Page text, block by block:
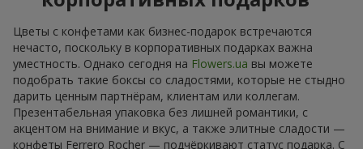
Цветы с конфетами как бизнес-подарок встречаются
нечасто, поскольку в корпоративных подарках важна
уместность. Однако сегодня на Flowers.ua вы можете
подобрать такие боксы со сладостями, которые не стыдно
дарить ценным партнёрам, клиентам или коллегам.
Презентабельная упаковка без лишней романтики, с
акцентом на внимание и вкус, а также элитные сладости —
конфеты Ferrero Rocher — подчёркивают статус подарка. С